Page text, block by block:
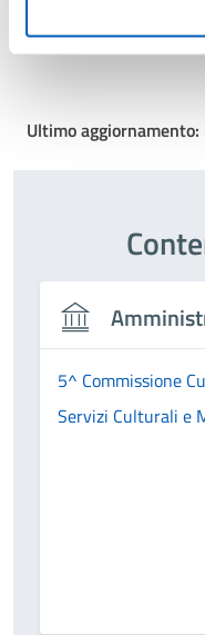
:
Ultimo aggiornamento:
5^ Commissione
Servizi Culturali e